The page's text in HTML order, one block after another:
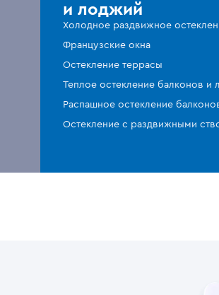
и лоджий
Холодное раздвижное
Французские окна
Остекление террасы
Теплое остекление балконов и
Распашное остекление
Остекление с раздвижными